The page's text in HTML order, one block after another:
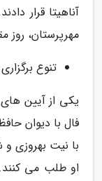
آناهیتا قرار
مهرپرستان،
تنوع
یکی از آیین های
فال با دیوان
با نیت بهروزی
او طلب می کنند.